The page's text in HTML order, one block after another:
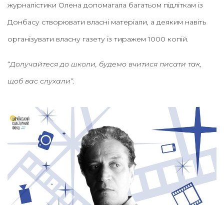
журналістики Олена допомагала багатьом підліткам із
Донбасу створювати власні матеріали, а деяким навіть
організувати власну газету із тиражем 1000 копій.
“Долучайтеся до школи, будемо вчитися писати так,
щоб вас слухали”.